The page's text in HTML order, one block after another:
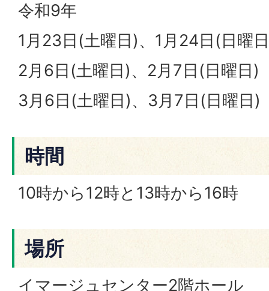
令和9年
1月23日(土曜日)、1月24日(日曜
2月6日(土曜日)、2月7日(日曜日)
3月6日(土曜日)、3月7日(日曜日)
時間
10時から12時と13時から16時
場所
イマージュセンター2階ホール